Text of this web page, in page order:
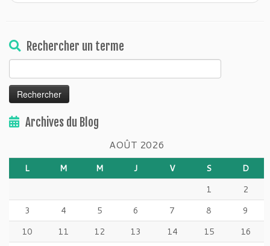
Rechercher un terme
Archives du Blog
AOÛT 2026
L M M J V S
D
1
2
3
4 5 6 7 8
9
10
11 12 13 14 15
16